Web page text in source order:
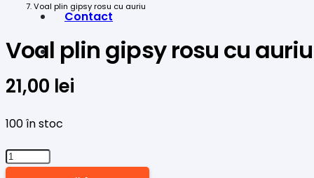
Contact
Voal plin gipsy rosu cu auriu
Voal plin gipsy rosu cu auriu
21,00 lei
100 în stoc
Cantitate